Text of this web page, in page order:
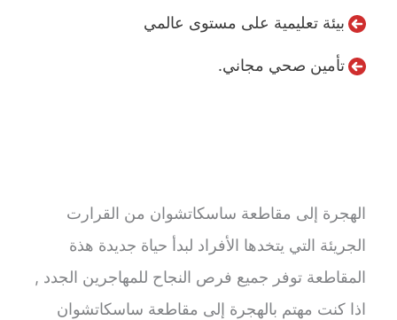
بيئة تعليمية على مستوى عالمي
تأمين صحي مجاني.
الهجرة إلى مقاطعة ساسكاتشوان من القرارت
الجريئة التي يتخدها الأفراد لبدأ حياة جديدة هذة
المقاطعة توفر جميع فرص النجاح للمهاجرين الجدد ,
اذا كنت مهتم بالهجرة إلى مقاطعة ساسكاتشوان